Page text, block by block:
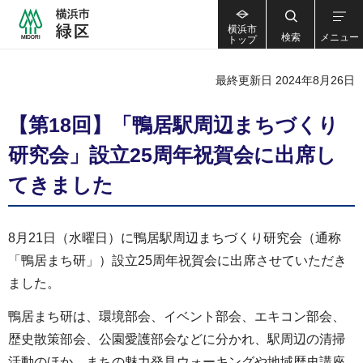
横浜市
トップ
検索 メニュー
最終更新日 2024年8月26日
【第18回】「鴨居駅周辺まちづくり
研究会」設立25周年祝賀会に出席し
てきました
8月21日（水曜日）に鴨居駅周辺まちづくり研究会（通称
「鴨居まち研」）設立25周年祝賀会に出席させていただき
ました。
鴨居まち研は、環境部会、イベント部会、エキコン部会、
歴史散策部会、公園愛護部会などに分かれ、駅周辺の清掃